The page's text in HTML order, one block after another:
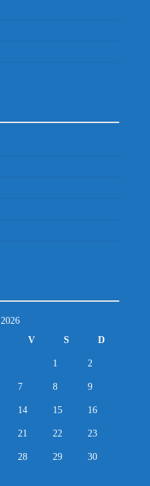
V S D
1 2
7 8 9
14 15 16
21 22 23
28 29 30